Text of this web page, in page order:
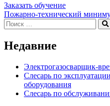
Заказать обучение
Навигация
по
записям
Пожарно-технический
Искать:
Недавние
Электрогазосварщик-
Слесарь по
оборудования
Слесарь по